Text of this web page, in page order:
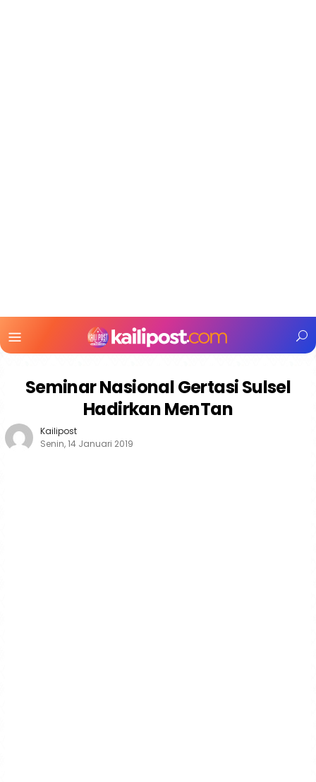
Mobile
Seminar Nasional Gertasi Sulsel
Hadirkan MenTan
Kailipost
Senin, 14 Januari 2019